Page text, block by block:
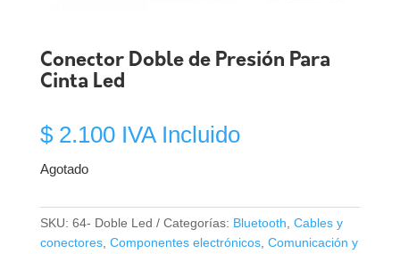
Conector Doble de Presión Para
Cinta Led
$2.100 IVA Incluido
Agotado
SKU: 64- Doble Led Categorías: Bluetooth, Cables y
conectores, Componentes electrónicos, Comunicación y